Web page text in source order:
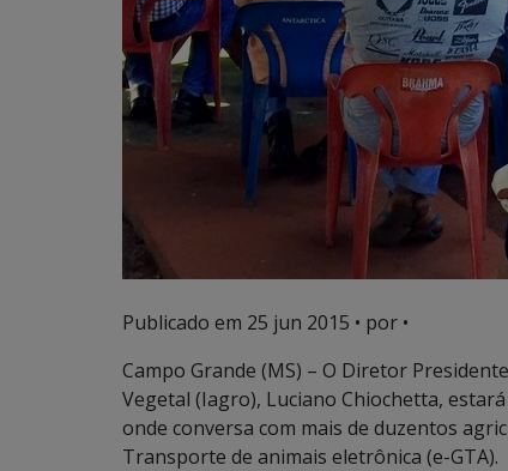
Publicado em 25 jun 2015 • por •
Campo Grande (MS) – O Diretor
Vegetal (Iagro), Luciano Chiochetta,
onde conversa com mais de duzentos
Transporte de animais eletrônica (e-GTA).